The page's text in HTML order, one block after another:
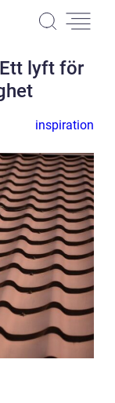
lyft för
inspiration